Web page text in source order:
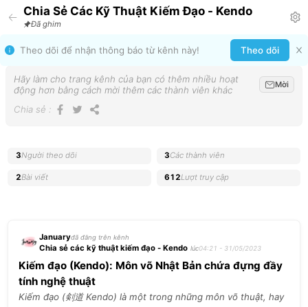
Chia Sẻ Các Kỹ Thuật Kiếm Đạo - Kendo
Đã ghim
Theo dõi để nhận thông báo từ kênh này! Theo dõi
Hãy làm cho trang kênh của bạn có thêm nhiều hoạt
động hơn bằng cách mời thêm các thành viên khác
Mời
Chia sẻ :
3Người theo dõi 3Các thành viên
2Bài viết 612Lượt truy cập
Januaryđã đăng trên kênh
Chia sẻ các kỹ thuật kiếm đạo - Kendo lúc04:21 - 31/05/2023
Kiếm đạo (Kendo): Môn võ Nhật Bản chứa đựng đầy
tính nghệ thuật
Kiếm đạo (剣道 Kendo) là một trong những môn võ thuật, hay